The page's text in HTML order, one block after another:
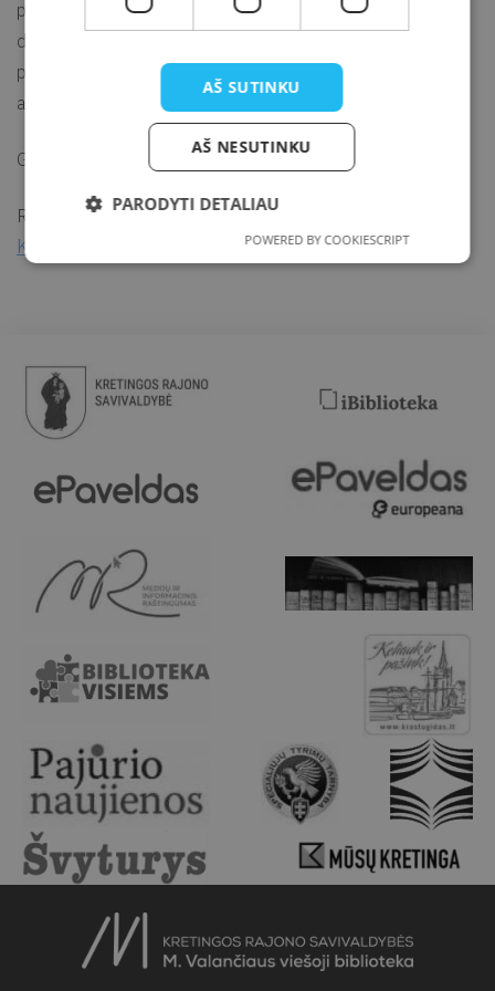
prasidainuokite, kad galėtumėte pritarti Virgio atliekamoms
dainoms. Ir tai dar ne viskas – renginio metu rašytojas
paskelbs skaitymo iššūkio 2023 „Vasara su knyga“
atidarymą bei pristatys šios vasaros temas.
Gera šventinė nuotaika – garantuota!
Renginys yra projekto „Išeik į lauką“, finansuojamo
Kretingos rajono savivaldybės, dalis.
AŠ SUTINKU
AŠ NESUTINKU
PARODYTI DETALIAU
POWERED BY COOKIESCRIPT